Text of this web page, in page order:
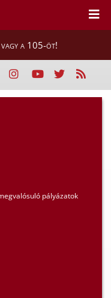
vagy a 105-öt!
pályázatok